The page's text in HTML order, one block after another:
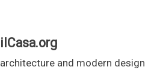
ilCasa.org
architecture and modern design